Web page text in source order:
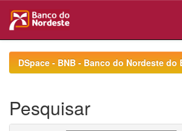
navigationDSpace - BNB - Banco do Nordeste do
Pesquisar